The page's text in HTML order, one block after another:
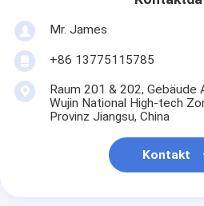
Mr. James
+86 13775115785
Raum 201 & 202, Gebäude
Wujin National High-tech
Provinz Jiangsu, China
Kontakt